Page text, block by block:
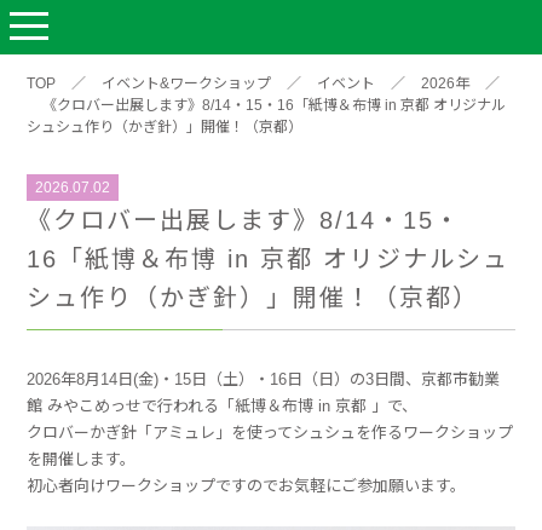
TOP ／ イベント&ワークショップ ／ イベント ／ 2026年
／
《クロバー出展します》8/14・15・16「紙博＆布博 in 京都 オリジナル
シュシュ作り（かぎ針）」開催！（京都）
2026.07.02
《クロバー出展します》8/14・15・
16「紙博＆布博 in 京都 オリジナルシュ
シュ作り（かぎ針）」開催！（京都）
2026年8月14日(金)・15日（土）・16日（日）の3日間、京都市勧業
館 みやこめっせで行われる「紙博＆布博 in 京都 」で、
クロバーかぎ針「アミュレ」を使ってシュシュを作るワークショップ
を開催します。
初心者向けワークショップですのでお気軽にご参加願います。